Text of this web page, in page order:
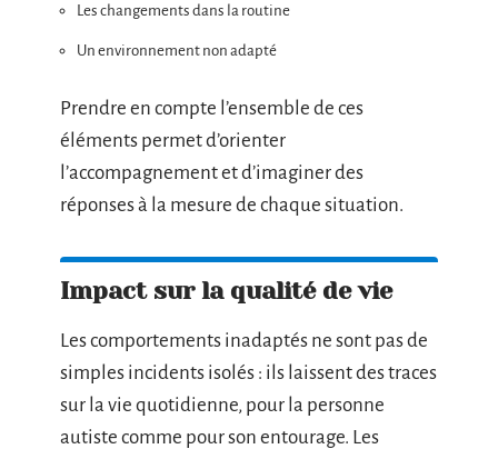
Les changements dans la routine
Un environnement non adapté
Prendre en compte l’ensemble de ces
éléments permet d’orienter
l’accompagnement et d’imaginer des
réponses à la mesure de chaque situation.
Impact sur la qualité de vie
Les comportements inadaptés ne sont pas de
simples incidents isolés : ils laissent des traces
sur la vie quotidienne, pour la personne
autiste comme pour son entourage. Les